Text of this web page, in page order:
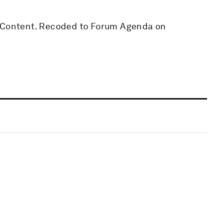
Recoded to Forum Agenda on